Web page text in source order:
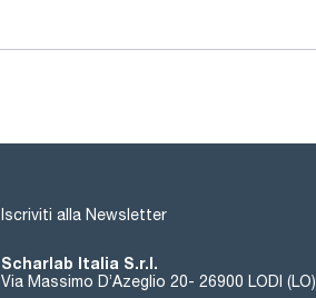
Iscriviti alla Newsletter
Scharlab Italia S.r.l.
Via Massimo D’Azeglio 20- 26900 LODI (LO)